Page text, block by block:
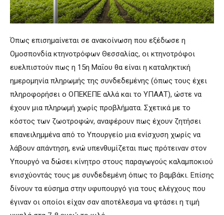
Όπως επισημαίνεται σε ανακοίνωση που εξέδωσε η
Ομοσπονδία κτηνοτρόφων Θεσσαλίας, οι κτηνοτρόφοι
ευελπιστούν πως η 15η Μαΐου θα είναι η καταληκτική
ημερομηνία πληρωμής της συνδεδεμένης (όπως τους έχει
πληροφορήσει ο ΟΠΕΚΕΠΕ αλλά και το ΥΠΑΑΤ), ώστε να
έχουν μια πληρωμή χωρίς προβλήματα. Σχετικά με το
κόστος των ζωοτροφών, αναφέρουν πως έχουν ζητήσει
επανειλημμένα από το Υπουργείο μια ενίσχυση χωρίς να
λάβουν απάντηση, ενώ υπενθυμίζεται πως πρότειναν στον
Υπουργό να δώσει κίνητρο στους παραγωγούς καλαμποκιού
ενισχύοντάς τους με συνδεδεμένη όπως το βαμβάκι. Επίσης
δίνουν τα εύσημα στην υφυπουργό για τους ελέγχους που
έγιναν οι οποίοι είχαν σαν αποτέλεσμα να φτάσει η τιμή